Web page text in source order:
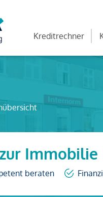
Kreditrechner
Immobilie
beraten